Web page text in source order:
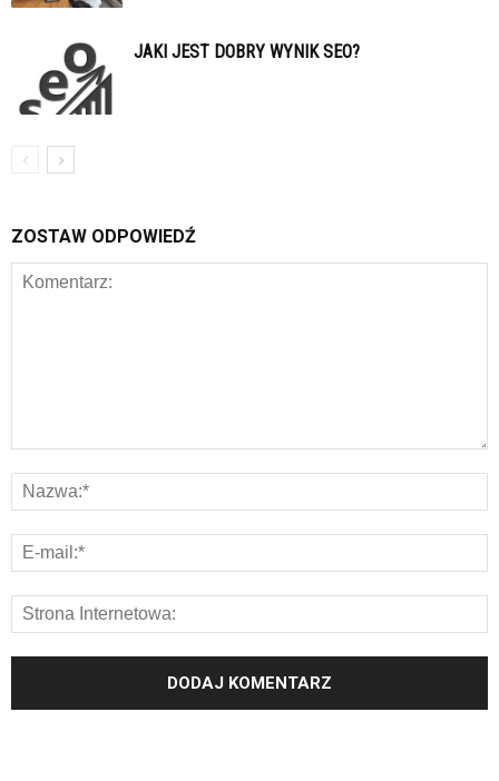
JAKI JEST DOBRY WYNIK SEO?
ZOSTAW ODPOWIEDŹ